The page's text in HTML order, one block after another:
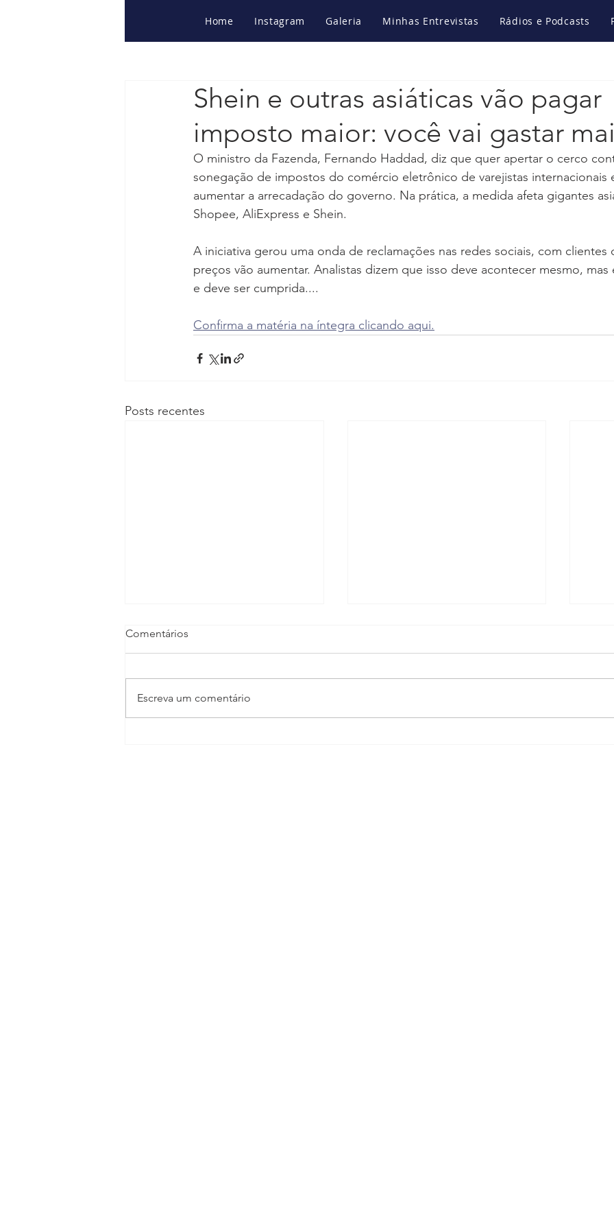
Home Instagram Galeria Minhas Entrevistas Rádios e Podcasts
Shein e outras asiáticas vão pagar
imposto maior: você vai gastar
O ministro da Fazenda, Fernando Haddad, diz que quer apertar o cerco
sonegação de impostos do comércio eletrônico de varejistas internacionais
aumentar a arrecadação do governo. Na prática, a medida afeta gigantes
Shopee, AliExpress e Shein.
A iniciativa gerou uma onda de reclamações nas redes sociais, com clientes
preços vão aumentar. Analistas dizem que isso deve acontecer mesmo, mas
e deve ser cumprida....
Confirma a matéria na íntegra clicando aqui.
Posts recentes
Comentários
Escreva um comentário